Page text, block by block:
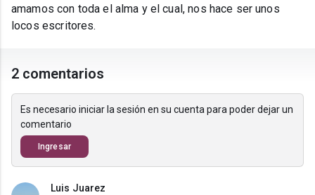
amamos con toda el alma y el cual, nos hace ser unos
locos escritores.
2 comentarios
Es necesario iniciar la sesión en su cuenta para poder dejar un
comentario
Ingresar
Luis Juarez